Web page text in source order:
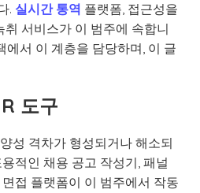
. 실시간 통역 플랫폼, 접근성을
취 서비스가 이 범주에 속합니
서 이 계층을 담당하며, 이 글
도구
성 격차가 형성되거나 해소되
적인 채용 공고 작성기, 패널
접 플랫폼이 이 범주에서 작동